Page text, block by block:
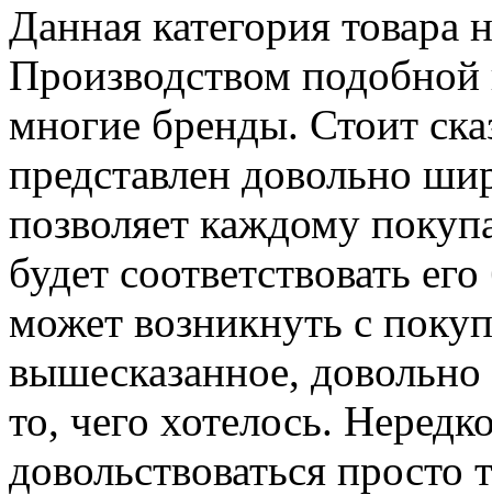
Данная категория товара
Производством
многие бренды. Стоит
представлен довольно
позволяет каждому
будет соответствовать
может возникнуть с
вышесказанное,
то, чего хотелось.
довольствоваться